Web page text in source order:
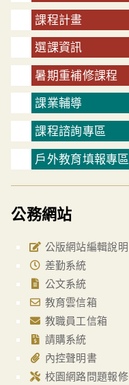
課程計畫
選課資訊
暑期重補修課程
課業輔導
課程諮詢專區
戶外教育填報專區
公務網站
公版網站編輯說明
差勤系統
公文系統
教育雲信箱
教職員工信箱
請購系統
內控聲明書
校園網路問題報修